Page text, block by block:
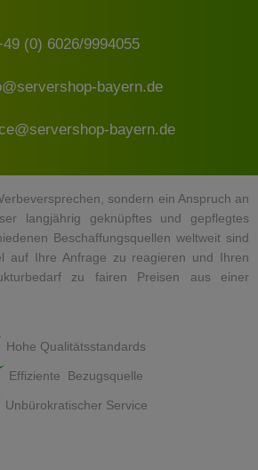
(0) 6026/9994055
bayern.de
bayern.de
sondern ein Anspruch an
langjährig geknüpftes und gepflegtes
Beschaffungsquellen weltweit sind
auf Ihre Anfrage zu reagieren und Ihren
zu fairen Preisen aus einer
Hohe Qualitätsstandards
Effiziente Bezugsquelle
Unbürokratischer Service